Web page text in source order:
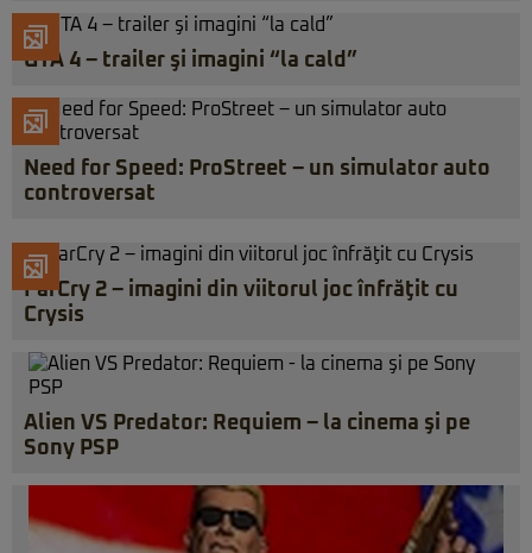
GTA 4 – trailer şi imagini “la cald”
Need for Speed: ProStreet – un simulator auto
controversat
FarCry 2 – imagini din viitorul joc înfrăţit cu
Crysis
Alien VS Predator: Requiem – la cinema şi pe
Sony PSP